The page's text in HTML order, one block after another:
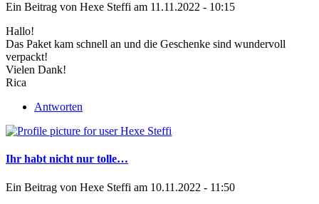
Ein Beitrag von Hexe Steffi am 11.11.2022 - 10:15
Hallo!
Das Paket kam schnell an und die Geschenke sind wundervoll
verpackt!
Vielen Dank!
Rica
Antworten
Ihr habt nicht nur tolle…
Ein Beitrag von Hexe Steffi am 10.11.2022 - 11:50